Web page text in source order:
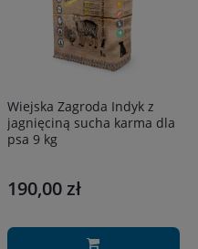
Wiejska Zagroda Indyk z
jagnięciną sucha karma dla
psa 9 kg
190,00 zł